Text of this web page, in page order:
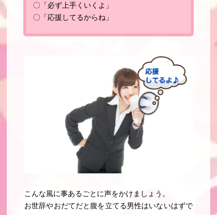
〇「必ず上手くいくよ」
〇「応援してるからね」
こんな風に事あるごとに声をかけましょう。
お世辞やおだてだと腹を立てる男性はいないはずで